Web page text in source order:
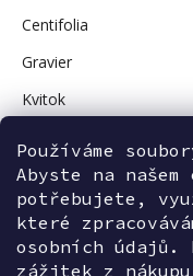
Používáme
Abyste na
potřebujete,
které
osobních údajů.
zážitek z
Centifolia
Gravier
Kvitok
Avant Skincare
Sonnentor